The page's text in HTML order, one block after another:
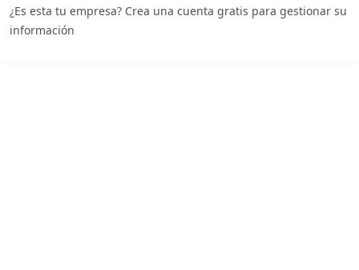
¿Es esta tu empresa? Crea una cuenta gratis para gestionar su
información